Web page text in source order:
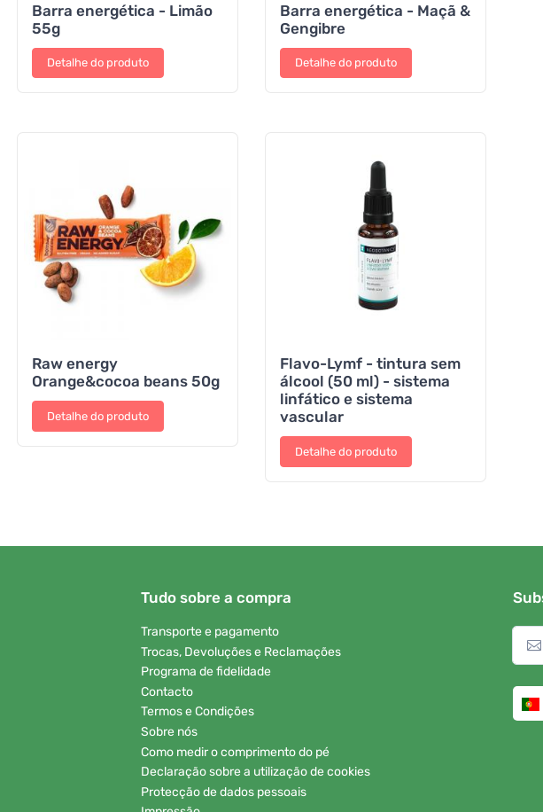
Barra energética - Limão
55g
Detalhe do produto
Barra energética - Maçã &
Gengibre
Detalhe do produto
Raw energy
Orange&cocoa beans 50g
Detalhe do produto
Flavo-Lymf - tintura sem
álcool (50 ml) - sistema
linfático e sistema
vascular
Detalhe do produto
Tudo sobre a compra
Transporte e pagamento
Trocas, Devoluções e Reclamações
Programa de fidelidade
Contacto
Termos e Condições
Sobre nós
Como medir o comprimento do pé
Declaração sobre a utilização de cookies
Protecção de dados pessoais